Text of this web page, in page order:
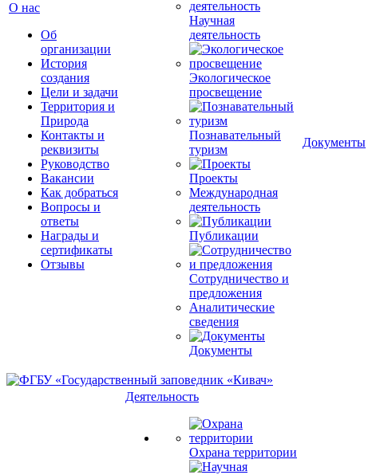
О нас
Об
организации
История
создания
Цели и задачи
Территория и
Природа
Контакты и
реквизиты
Руководство
Вакансии
Как добраться
Вопросы и
ответы
Награды и
сертификаты
Отзывы
Научная
деятельность
Экологическое
просвещение
Познавательный
туризм
Проекты
Международная
деятельность
Публикации
Сотрудничество и
предложения
Аналитические
сведения
Документы
Документы
Деятельность
Охрана территории